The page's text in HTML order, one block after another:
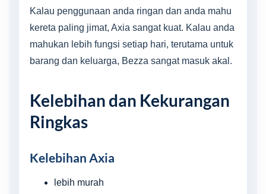
Kalau penggunaan anda ringan dan anda mahu
kereta paling jimat, Axia sangat kuat. Kalau anda
mahukan lebih fungsi setiap hari, terutama untuk
barang dan keluarga, Bezza sangat masuk akal.
Kelebihan dan Kekurangan
Ringkas
Kelebihan Axia
lebih murah